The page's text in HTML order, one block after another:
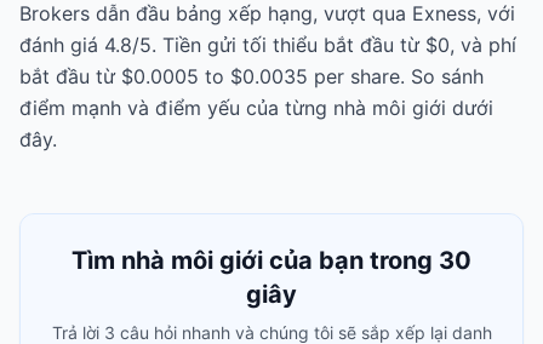
Brokers dẫn đầu bảng xếp hạng, vượt qua Exness, với
đánh giá 4.8/5. Tiền gửi tối thiểu bắt đầu từ $0, và phí
bắt đầu từ $0.0005 to $0.0035 per share. So sánh
điểm mạnh và điểm yếu của từng nhà môi giới dưới
đây.
Tìm nhà môi giới của bạn trong 30
giây
Trả lời 3 câu hỏi nhanh và chúng tôi sẽ sắp xếp lại danh